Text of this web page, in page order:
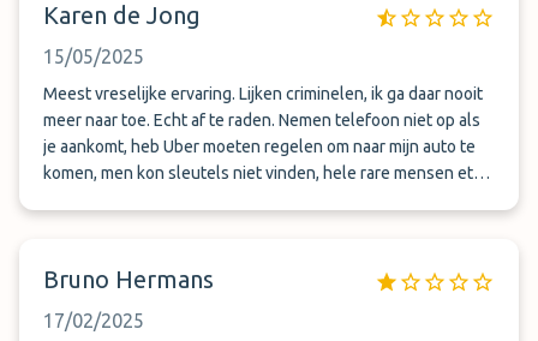
Karen de Jong
15/05/2025
Meest vreselijke ervaring. Lijken criminelen, ik ga daar nooit
meer naar toe. Echt af te raden. Nemen telefoon niet op als
je aankomt, heb Uber moeten regelen om naar mijn auto te
komen, men kon sleutels niet vinden, hele rare mensen etc.
Bruno Hermans
17/02/2025